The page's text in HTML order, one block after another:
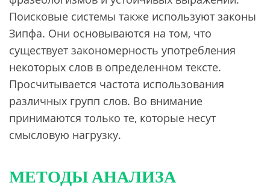
Поисковые системы также используют законы
Зипфа. Они основываются на том, что
существует закономерность употребления
некоторых слов в определенном тексте.
Просчитывается частота использования
различных групп слов. Во внимание
принимаются только те, которые несут
смысловую нагрузку.
МЕТОДЫ АНАЛИЗА